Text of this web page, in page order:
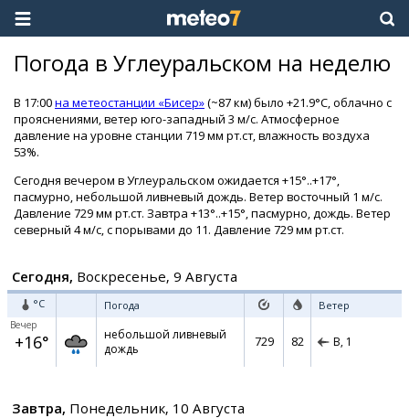
Погода в Углеуральском на неделю
В 17:00на метеостанции «Бисер»(~87 км) было +21.9°C, облачно с
прояснениями, ветер юго-западный 3 м/с. Атмосферное
давление на уровне станции 719 мм рт.ст, влажность воздуха
53%.
Сегодня вечером в Углеуральском ожидается +15°..+17°,
пасмурно, небольшой ливневый дождь. Ветер восточный 1 м/с.
Давление 729 мм рт.ст. Завтра +13°..+15°, пасмурно, дождь. Ветер
северный 4 м/с, с порывами до 11. Давление 729 мм рт.ст.
Сегодня, Воскресенье, 9 Августа
°C Погода Ветер
Вечер
+16°
небольшой ливневый
дождь
729 82 В, 1
Завтра, Понедельник, 10 Августа